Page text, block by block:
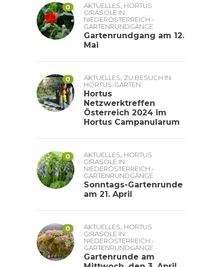
0 AKTUELLES, HORTUS
GIRASOLE IN
NIEDERÖSTERREICH -
GARTENRUNDGÄNGE
Gartenrundgang am 12.
Mai
0 AKTUELLES, ZU BESUCH IN
HORTUS-GÄRTEN
Hortus
Netzwerktreffen
Österreich 2024 im
Hortus Campanularum
0 AKTUELLES, HORTUS
GIRASOLE IN
NIEDERÖSTERREICH -
GARTENRUNDGÄNGE
Sonntags-Gartenrunde
am 21. April
0 AKTUELLES, HORTUS
GIRASOLE IN
NIEDERÖSTERREICH -
GARTENRUNDGÄNGE
Gartenrunde am